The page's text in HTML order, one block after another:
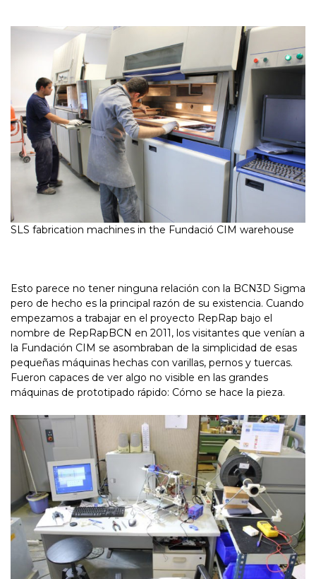
SLS fabrication machines in the Fundació CIM warehouse
Esto parece no tener ninguna relación con la BCN3D Sigma
pero de hecho es la principal razón de su existencia. Cuando
empezamos a trabajar en el proyecto RepRap bajo el
nombre de RepRapBCN en 2011, los visitantes que venían a
la Fundación CIM se asombraban de la simplicidad de esas
pequeñas máquinas hechas con varillas, pernos y tuercas.
Fueron capaces de ver algo no visible en las grandes
máquinas de prototipado rápido: Cómo se hace la pieza.